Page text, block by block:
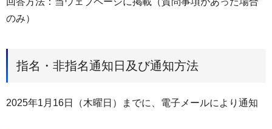
のみ）
指名・非指名通知日及び通知方法
2025年1月16日（木曜日）までに、電子メールにより通知